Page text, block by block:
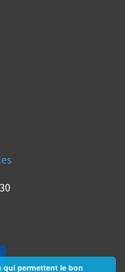
permettent le bon